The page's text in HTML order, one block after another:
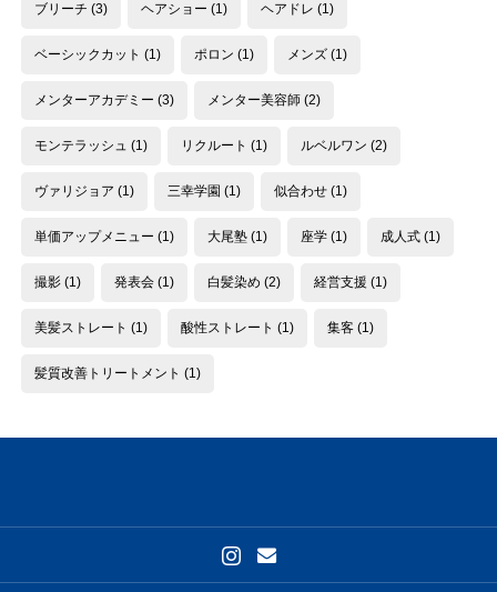
ブリーチ (3) ヘアショー (1) ヘアドレ (1)
ベーシックカット (1) ポロン (1) メンズ (1)
メンターアカデミー (3) メンター美容師 (2)
モンテラッシュ (1) リクルート (1) ルベルワン (2)
ヴァリジョア (1) 三幸学園 (1) 似合わせ (1)
単価アップメニュー (1) 大尾塾 (1) 座学 (1) 成人式 (1)
撮影 (1) 発表会 (1) 白髪染め (2) 経営支援 (1)
美髪ストレート (1) 酸性ストレート (1) 集客 (1)
髪質改善トリートメント (1)